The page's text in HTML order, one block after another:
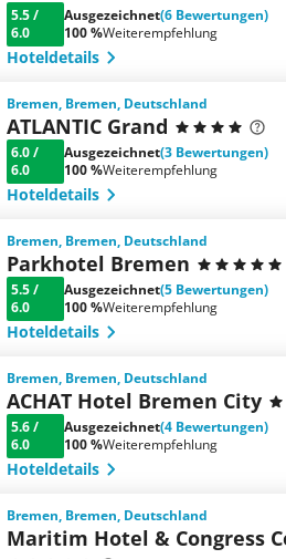
5.5/
6.0
Ausgezeichnet(6 Bewertungen)
100 %Weiterempfehlung
Hoteldetails
Bremen, Bremen, Deutschland
ATLANTIC Grand
6.0/
6.0
Ausgezeichnet(3 Bewertungen)
100 %Weiterempfehlung
Hoteldetails
Bremen, Bremen, Deutschland
Parkhotel Bremen
5.5/
6.0
Ausgezeichnet(5 Bewertungen)
100 %Weiterempfehlung
Hoteldetails
Bremen, Bremen, Deutschland
ACHAT Hotel Bremen City
5.6/
6.0
Ausgezeichnet(4 Bewertungen)
100 %Weiterempfehlung
Hoteldetails
Bremen, Bremen, Deutschland
Maritim Hotel & Congress